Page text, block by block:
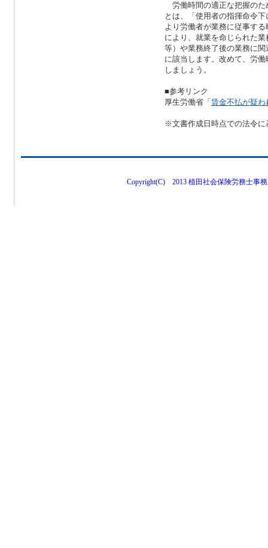
労働時間の適正な把握のた
とは、「使用者の指揮命令
より労働者が業務に従事す
により、就業を命じられた
等）や業務終了後の業務に
に該当します。改めて、労
しましょう。
■参考リンク
厚生労働省「 賃金不払が疑
※文書作成日時点での法令
Copyright(C) 2013 植田社会保険労務士事